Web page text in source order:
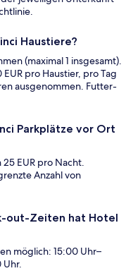
Haustiere?
(maximal 1 insgesamt).
pro Haustier, pro Tag
ausgenommen. Futter-
Parkplätze vor Ort
EUR pro Nacht.
Anzahl von
out-Zeiten hat Hotel
möglich: 15:00 Uhr–
Uhr.